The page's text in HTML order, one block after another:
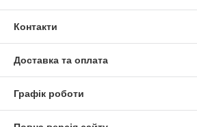
Контакти
Доставка та оплата
Графік роботи